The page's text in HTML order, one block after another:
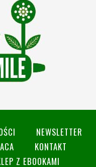
NEWSLETTER
KONTAKT
Z EBOOKAMI